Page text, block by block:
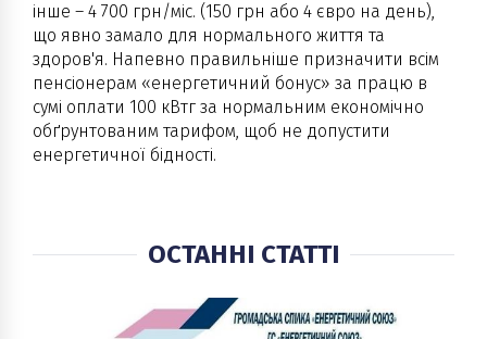
інше – 4 700 грн/міс. (150 грн або 4 євро на день),
що явно замало для нормального життя та
здоров'я. Напевно правильніше призначити всім
пенсіонерам «енергетичний бонус» за працю в
сумі оплати 100 кВтг за нормальним економічно
обґрунтованим тарифом, щоб не допустити
енергетичної бідності.
ОСТАННІ СТАТТІ